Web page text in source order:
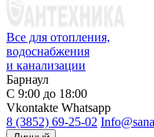
Все для отопления,
водоснабжения
и канализации
Барнаул
С 9:00 до 18:00
Vkontakte Whatsapp
8 (3852) 69-25-02